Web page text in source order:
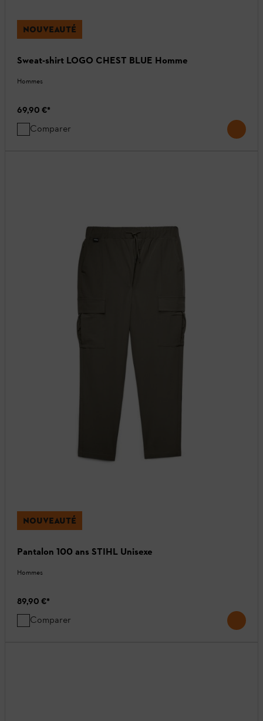
NOUVEAUTÉ
Sweat-shirt LOGO CHEST BLUE Homme
Hommes
69,90 €*
Comparer
NOUVEAUTÉ
Pantalon 100 ans STIHL Unisexe
Hommes
89,90 €*
Comparer